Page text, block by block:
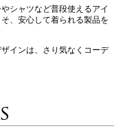
シャツなど普段使えるアイ
、安心して着られる製品を
インは、さり気なくコーデ